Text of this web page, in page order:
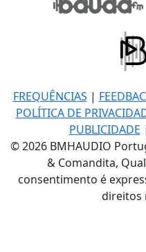
FREQUÊNCIAS |
POLÍTICA DE
PUBLICIDADE |
© 2026 BMHAUDIO
& Comandita,
consentimento é
direitos